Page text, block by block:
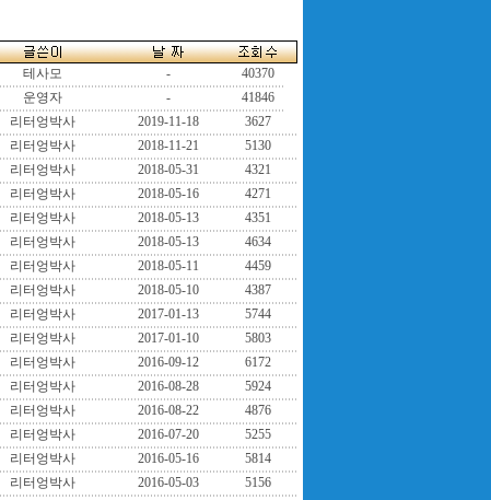
테사모 -
40370
운영자 -
41846
리터엉박사 2019-11-18
3627
리터엉박사 2018-11-21
5130
리터엉박사 2018-05-31
4321
리터엉박사 2018-05-16
4271
리터엉박사 2018-05-13
4351
리터엉박사 2018-05-13
4634
리터엉박사 2018-05-11
4459
리터엉박사 2018-05-10
4387
리터엉박사 2017-01-13
5744
리터엉박사 2017-01-10
5803
리터엉박사 2016-09-12
6172
리터엉박사 2016-08-28
5924
리터엉박사 2016-08-22
4876
리터엉박사 2016-07-20
5255
리터엉박사 2016-05-16
5814
리터엉박사 2016-05-03
5156